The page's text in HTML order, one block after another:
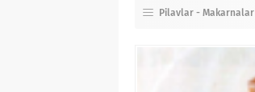
Pilavlar - Makarnalar